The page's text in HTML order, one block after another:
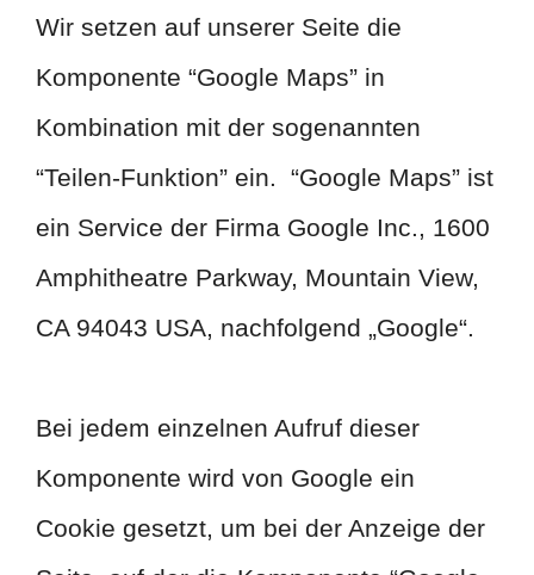
Wir setzen auf unserer Seite die
Komponente “Google Maps” in
Kombination mit der sogenannten
“Teilen-Funktion” ein. “Google Maps” ist
ein Service der Firma Google Inc., 1600
Amphitheatre Parkway, Mountain View,
CA 94043 USA, nachfolgend „Google“.
Bei jedem einzelnen Aufruf dieser
Komponente wird von Google ein
Cookie gesetzt, um bei der Anzeige der